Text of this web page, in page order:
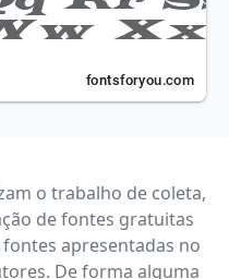
o trabalho de coleta,
de fontes gratuitas
apresentadas no
De forma alguma